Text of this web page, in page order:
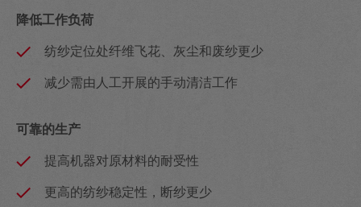
降低工作负荷
纺纱定位处纤维飞花、灰尘和废纱更少
减少需由人工开展的手动清洁工作
可靠的生产
提高机器对原材料的耐受性
更高的纺纱稳定性，断纱更少